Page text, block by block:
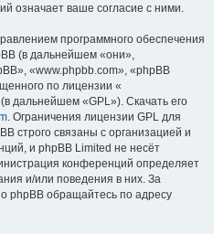
означает ваше согласие с ними.
программного обеспечения
(в дальнейшем «они»,
«www.phpbb.com», «phpBB
по лицензии «
дальнейшем «GPL»). Скачать его
. Ограничения лицензии GPL для
строго связаны с организацией и
и phpBB Limited не несёт
конференций определяет
и/или поведения в них. За
phpBB обращайтесь по адресу